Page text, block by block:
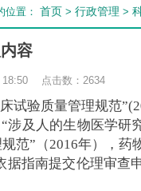
位置： 首页 > 行政管理 >
容
18:50 点击数： 2634
试验质量管理规范
“涉及人的生物医学研
范”（2016年），药
指南提交伦理审查